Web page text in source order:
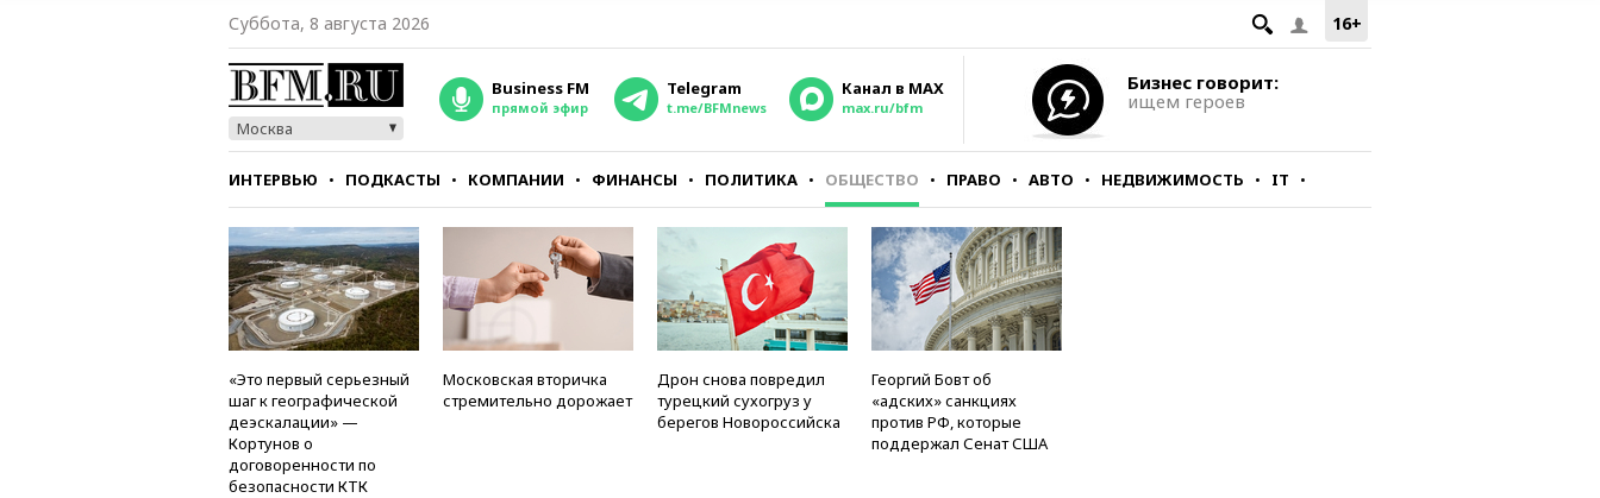
16+
Суббота, 8 августа 2026
Москва
Business FM
прямой эфир
Telegram
t.me/BFMnews
Канал в MAX
max.ru/bfm
Бизнес говорит:
ищем героев
ИНТЕРВЬЮ ПОДКАСТЫ КОМПАНИИ ФИНАНСЫ ПОЛИТИКА ОБЩЕСТВО ПРАВО АВТО НЕДВИЖИМОСТЬ IT
СТИЛЬ ТЕСТЫ
«Это первый серьезный
шаг к географической
деэскалации» —
Кортунов о
договоренности по
безопасности КТК
Московская вторичка
стремительно дорожает
Дрон снова повредил
турецкий сухогруз у
берегов Новороссийска
Георгий Бовт об
«адских» санкциях
против РФ, которые
поддержал Сенат США